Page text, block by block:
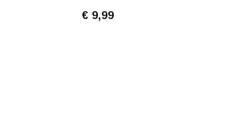
€ 9,99